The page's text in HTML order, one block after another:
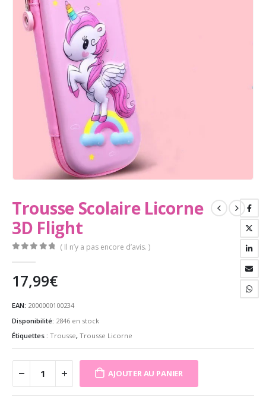
Trousse Scolaire Licorne
3D Flight
( Il n’y a pas encore d’avis. )
17,99€
EAN: 2000000100234
Disponibilité: 2846 en stock
Étiquettes : Trousse, Trousse Licorne
AJOUTER AU PANIER